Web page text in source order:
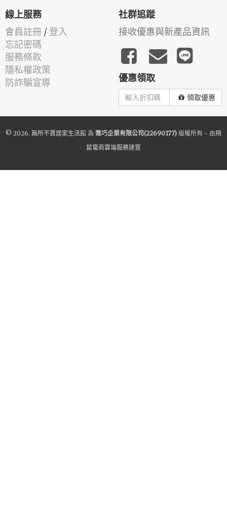
線上服務
會員註冊 / 登入
忘記密碼
服務條款
隱私權政策
防詐騙宣導
社群追蹤
接收優惠與新產品資訊
優惠領取
領取優惠
© 2026. 無所不賣居家生活館 為 喬巧企業有限公司(22690177) 版權所有 - 由飛
鼠電商雲端服務建置